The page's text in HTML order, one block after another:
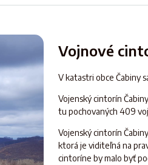
Vojnové
V katastri obce Čabiny
Vojenský cintorín
tu pochovaných 409
Vojenský cintorín
ktorá je viditeľná na
cintoríne by malo byť